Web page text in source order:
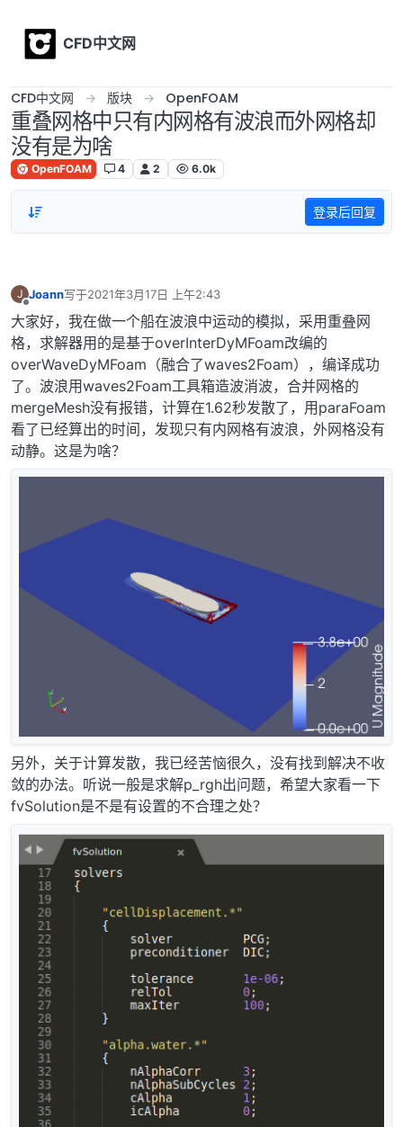
CFD中文网
CFD中文网 版块 OpenFOAM
重叠网格中只有内网格有波浪而外网格却
没有是为啥
OpenFOAM 4 2 6.0k
登录后回复
J
离线
Joann写于2021年3月17日 上午2:43
最后由 编辑
大家好，我在做一个船在波浪中运动的模拟，采用重叠网
格，求解器用的是基于overInterDyMFoam改编的
overWaveDyMFoam（融合了waves2Foam），编译成功
了。波浪用waves2Foam工具箱造波消波，合并网格的
mergeMesh没有报错，计算在1.62秒发散了，用paraFoam
看了已经算出的时间，发现只有内网格有波浪，外网格没有
动静。这是为啥？
另外，关于计算发散，我已经苦恼很久，没有找到解决不收
敛的办法。听说一般是求解p_rgh出问题，希望大家看一下
fvSolution是不是有设置的不合理之处？